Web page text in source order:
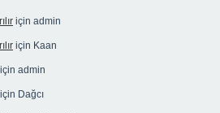
için admin
için Kaan
için admin
için Dağcı